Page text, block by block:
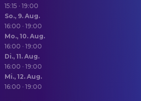
15:15 · 19:00
So., 9. Aug.
16:00 · 19:00
Mo., 10. Aug.
16:00 · 19:00
Di., 11. Aug.
16:00 · 19:00
Mi., 12. Aug.
16:00 · 19:00